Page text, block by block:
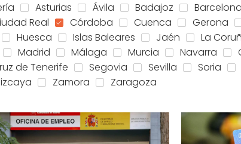
Asturias Ávila Badajoz Barcelona
Real Córdoba Cuenca Gerona
Huesca Islas Baleares Jaén La
Madrid Málaga Murcia Navarra
de Tenerife Segovia Sevilla Soria
Zamora Zaragoza